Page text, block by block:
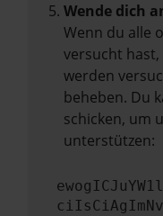
Wende dich
Wenn du alle
versucht
werden
beheben. Du
schicken, um
unterstützen: